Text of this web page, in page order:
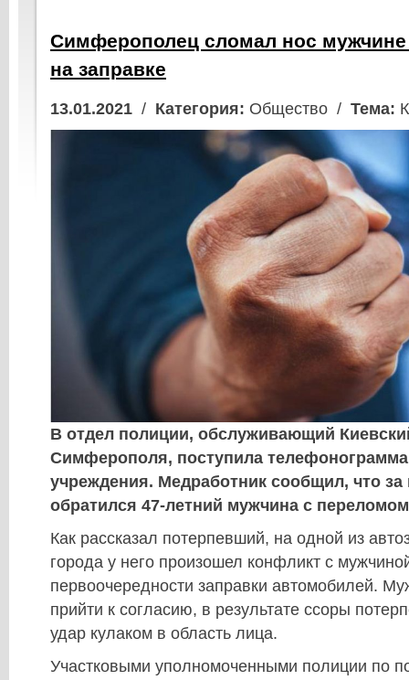
Симферополец сломал нос мужчине
на заправке
13.01.2021 / Категория: Общество / Тема:
В отдел полиции, обслуживающий
Симферополя, поступила
учреждения. Медработник сообщил, что
обратился 47-летний мужчина с
Как рассказал потерпевший, на одной из
города у него произошел конфликт с
первоочередности заправки автомобилей.
прийти к согласию, в результате ссоры
удар кулаком в область лица.
Участковыми уполномоченными полиции по